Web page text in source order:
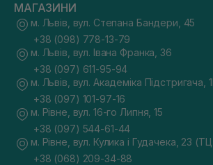
МАГАЗИНИ
м. Львів, вул. Степана Бандери, 45
+38 (098) 778-13-79
м. Львів, вул. Івана Франка, 36
+38 (097) 611-95-94
м. Львів, вул. Академіка Підстригача,
+38 (097) 101-97-16
м. Рівне, вул. 16-го Липня, 15
+38 (097) 544-61-44
м. Рівне, вул. Кулика і Гудачека, 23
+38 (068) 209-34-88